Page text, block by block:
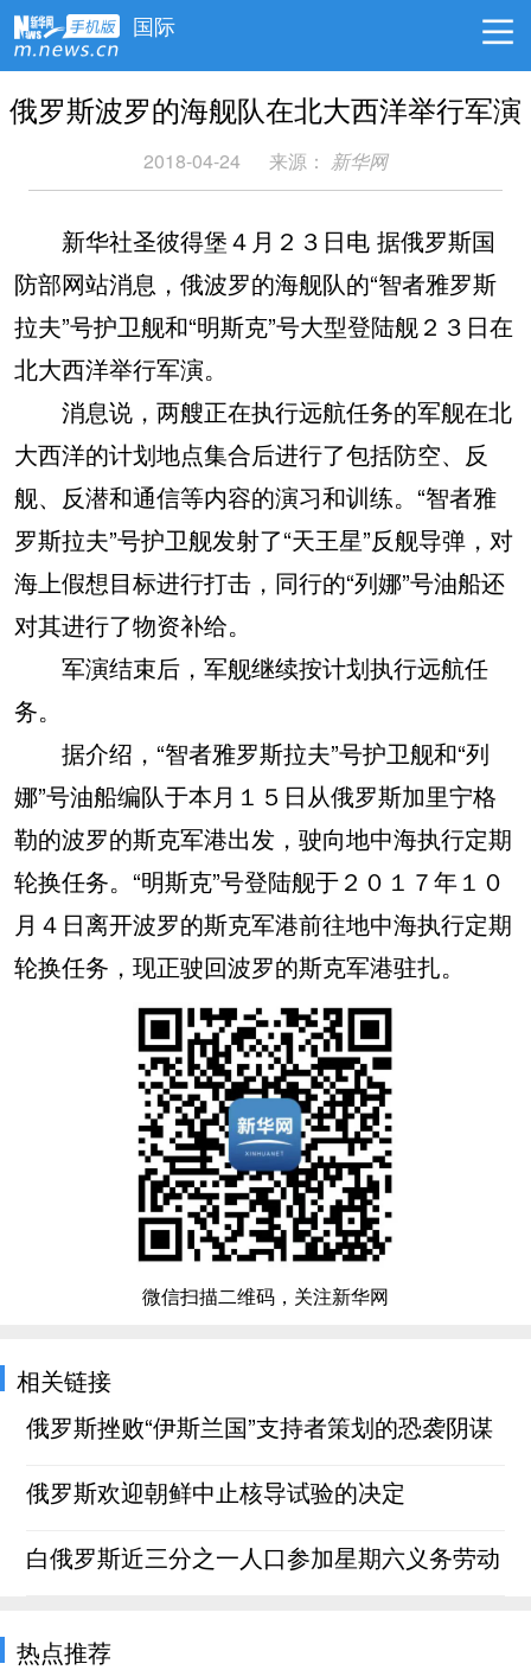
国际
俄罗斯波罗的海舰队在北大西洋举行军演
2018-04-24 来源： 新华网
新华社圣彼得堡４月２３日电 据俄罗斯国
防部网站消息，俄波罗的海舰队的“智者雅罗斯
拉夫”号护卫舰和“明斯克”号大型登陆舰２３日在
北大西洋举行军演。
消息说，两艘正在执行远航任务的军舰在北
大西洋的计划地点集合后进行了包括防空、反
舰、反潜和通信等内容的演习和训练。“智者雅
罗斯拉夫”号护卫舰发射了“天王星”反舰导弹，对
海上假想目标进行打击，同行的“列娜”号油船还
对其进行了物资补给。
军演结束后，军舰继续按计划执行远航任
务。
据介绍，“智者雅罗斯拉夫”号护卫舰和“列
娜”号油船编队于本月１５日从俄罗斯加里宁格
勒的波罗的斯克军港出发，驶向地中海执行定期
轮换任务。“明斯克”号登陆舰于２０１７年１０
月４日离开波罗的斯克军港前往地中海执行定期
轮换任务，现正驶回波罗的斯克军港驻扎。
微信扫描二维码，关注新华网
相关链接
俄罗斯挫败“伊斯兰国”支持者策划的恐袭阴谋
俄罗斯欢迎朝鲜中止核导试验的决定
白俄罗斯近三分之一人口参加星期六义务劳动
热点推荐